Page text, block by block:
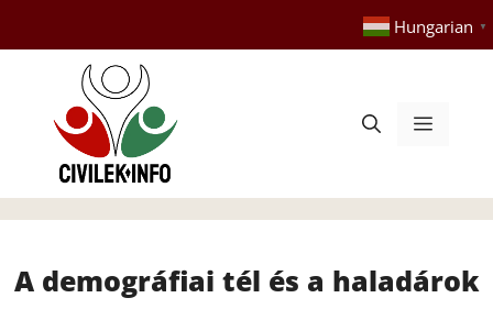
tartalomba
Hungarian ▼
Menü
A demográfiai tél és a haladárok